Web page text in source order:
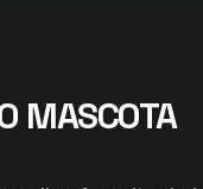
MASCOTA